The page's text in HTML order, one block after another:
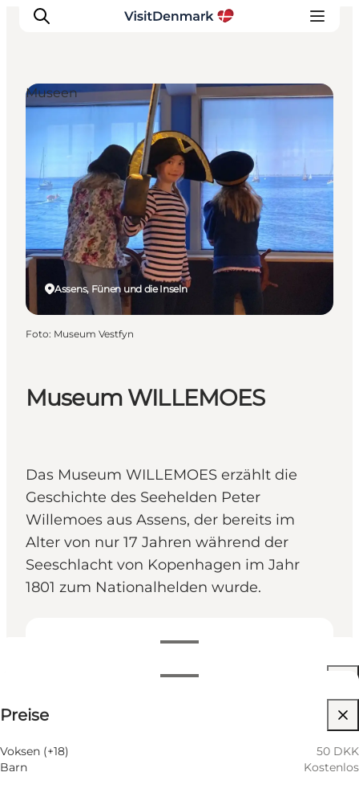
Regionen
Erlebnisse
Unterkünfte
Reiseplanung
Museum WILLEMOES
Das Museum WILLEMOES erzählt die
Geschichte des Seehelden Peter
Willemoes aus Assens, der bereits im
Alter von nur 17 Jahren während der
Seeschlacht von Kopenhagen im Jahr
1801 zum Nationalhelden wurde.
Öffnungszeiten anzeigen
5 August
10:00 AM–04:00 PM
6 August
Donnerstag
10:00 AM–04:00 PM
Preise
Voksen (+18)
50 DKK
Barn
Kostenlos
Assens, Fünen und die Inseln
Museen
Foto: Museum Vestfyn